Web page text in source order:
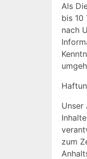
Als
bis
nach
Unser
zum